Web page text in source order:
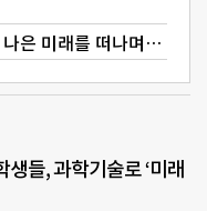
은 미래를 떠나며…
들, 과학기술로 ‘미래